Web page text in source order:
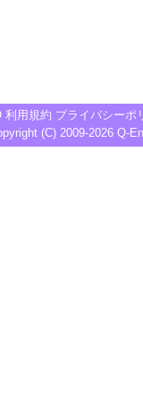
利用規約 プライバシーポ
(C) 2009-2026 Q-